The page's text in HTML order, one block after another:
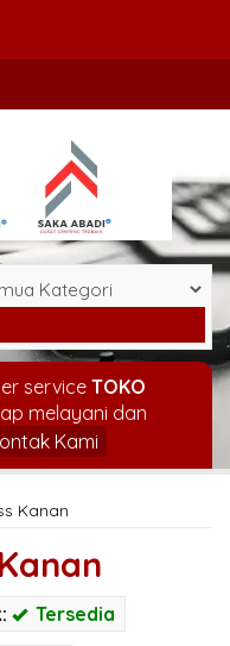
service TOKO
melayani dan
Kami
Kanan
Tersedia